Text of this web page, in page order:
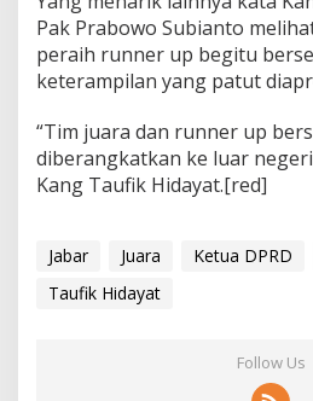
Pak Prabowo Subianto
peraih runner up begitu
keterampilan yang patut
“Tim juara dan runner up
diberangkatkan ke luar
Kang Taufik Hidayat.[red]
Jabar Juara Ketua DPRD
Taufik Hidayat
Follow Us